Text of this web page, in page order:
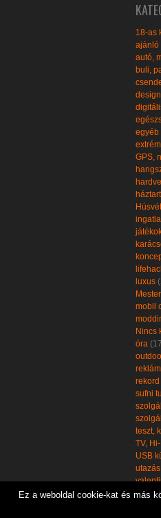
18-as
ajánló
autó,
buli,
design
egyéb
GPS,
luxus
mobil
Nincs
óra
rekord
sufni
teszt,
TV,
USB
zöld,
Ez a weboldal cookie-kat és más